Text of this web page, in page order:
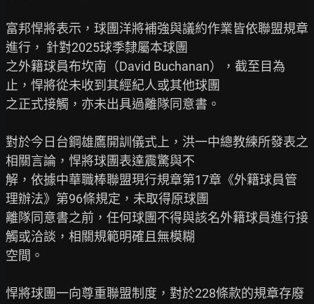
富邦悍將表示，球團洋將補強與議約作業皆依聯盟規章
進行， 針對2025球季隸屬本球團
之外籍球員布坎南（David Buchanan），截至目為
止，悍將從未收到其經紀人或其他球團
之正式接觸，亦未出具過離隊同意書。
對於今日台鋼雄鷹開訓儀式上，洪一中總教練所發表之
相關言論，悍將球團表達震驚與不
解，依據中華職棒聯盟現行規章第17章《外籍球員管
理辦法》第96條規定，未取得原球團
離隊同意書之前，任何球團不得與該名外籍球員進行接
觸或洽談，相關規範明確且無模糊
空間。
悍將球團一向尊重聯盟制度，對於228條款的規章存廢